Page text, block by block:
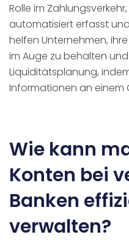
Rolle im
automatisiert erfasst
helfen Unternehmen,
im Auge zu behalten
Liquiditätsplanung,
Informationen an einem
Wie kann
Konten bei
Banken
verwalten?